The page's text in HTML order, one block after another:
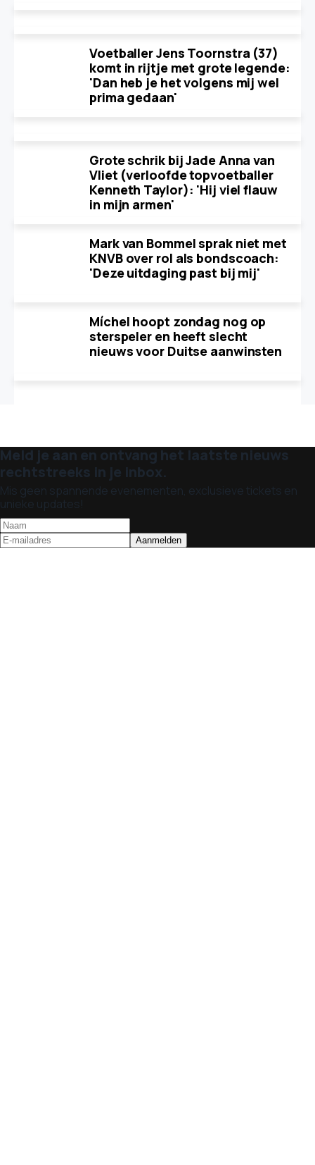
Voetballer Jens Toornstra (37)
komt in rijtje met grote legende:
'Dan heb je het volgens mij wel
prima gedaan'
Grote schrik bij Jade Anna van
Vliet (verloofde topvoetballer
Kenneth Taylor): 'Hij viel flauw
in mijn armen'
Mark van Bommel sprak niet met
KNVB over rol als bondscoach:
'Deze uitdaging past bij mij'
Míchel hoopt zondag nog op
sterspeler en heeft slecht
nieuws voor Duitse aanwinsten
Meld je aan en ontvang het laatste nieuws
rechtstreeks in je inbox.
Mis geen spannende evenementen, exclusieve tickets en
unieke updates!